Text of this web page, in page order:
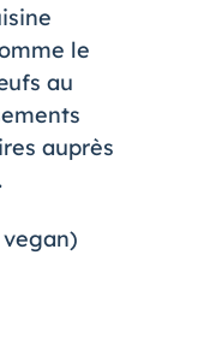
le
au
auprès